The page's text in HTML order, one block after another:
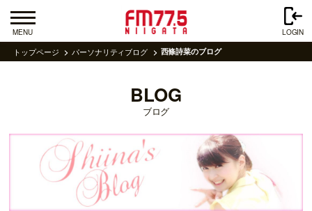
MENU LOGIN
トップページ パーソナリティブログ 西條詩菜のブログ
BLOG
ブログ